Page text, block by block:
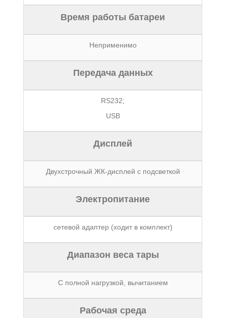
Время работы батареи
Неприменимо
Передача данных
RS232;
USB
Дисплей
Двухстрочный ЖК-дисплей с подсветкой
Электропитание
сетевой адаптер (ходит в комплект)
Диапазон веса тары
С полной нагрузкой, вычитанием
Рабочая среда